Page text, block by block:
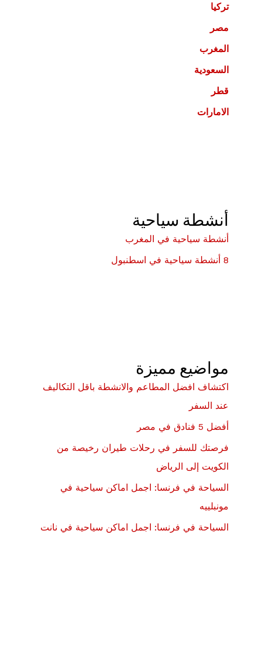
تركيا
مصر
المغرب
السعودية
قطر
الامارات
أنشطة سياحية
أنشطة سياحية في المغرب
8 أنشطة سياحية في اسطنبول
مواضيع مميزة
اكتشاف افضل المطاعم والانشطة باقل التكاليف
عند السفر
أفضل 5 فنادق في مصر
فرصتك للسفر في رحلات طيران رخيصة من
الكويت إلى الرياض
السياحة في فرنسا: اجمل اماكن سياحية في
مونبلييه
السياحة في فرنسا: اجمل اماكن سياحية في نانت